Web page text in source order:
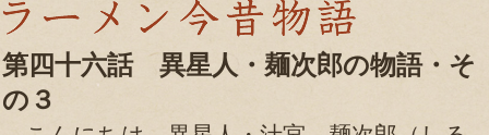
第四十六話 異星人・麺次郎の物語・そ
の３